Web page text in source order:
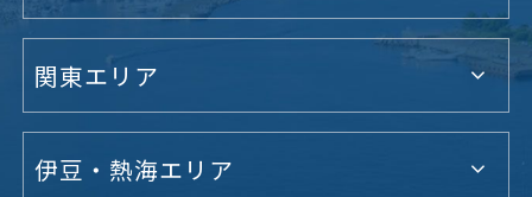
関東エリア
伊豆・熱海エリア